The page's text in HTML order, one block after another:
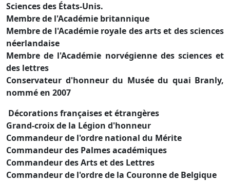
Sciences des États-Unis.
Membre de l'Académie britannique
Membre de l'Académie royale des arts et des sciences
néerlandaise
Membre de l'Académie norvégienne des sciences et
des lettres
Conservateur d'honneur du Musée du quai Branly,
nommé en 2007
Décorations françaises et étrangères
Grand-croix de la Légion d'honneur
Commandeur de l'ordre national du Mérite
Commandeur des Palmes académiques
Commandeur des Arts et des Lettres
Commandeur de l'ordre de la Couronne de Belgique